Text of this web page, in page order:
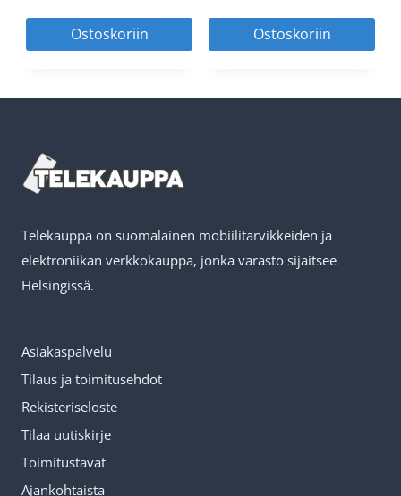
hinta
oli:
29,90 €.
hinta
on:
14,95 €.
Ostoskoriin
hinta
oli:
29,90 €.
on:
Ostoskoriin
Telekauppa on suomalainen mobiilitarvikkeiden ja
elektroniikan verkkokauppa, jonka varasto sijaitsee
Helsingissä.
Asiakaspalvelu
Tilaus ja toimitusehdot
Rekisteriseloste
Tilaa uutiskirje
Toimitustavat
Ajankohtaista